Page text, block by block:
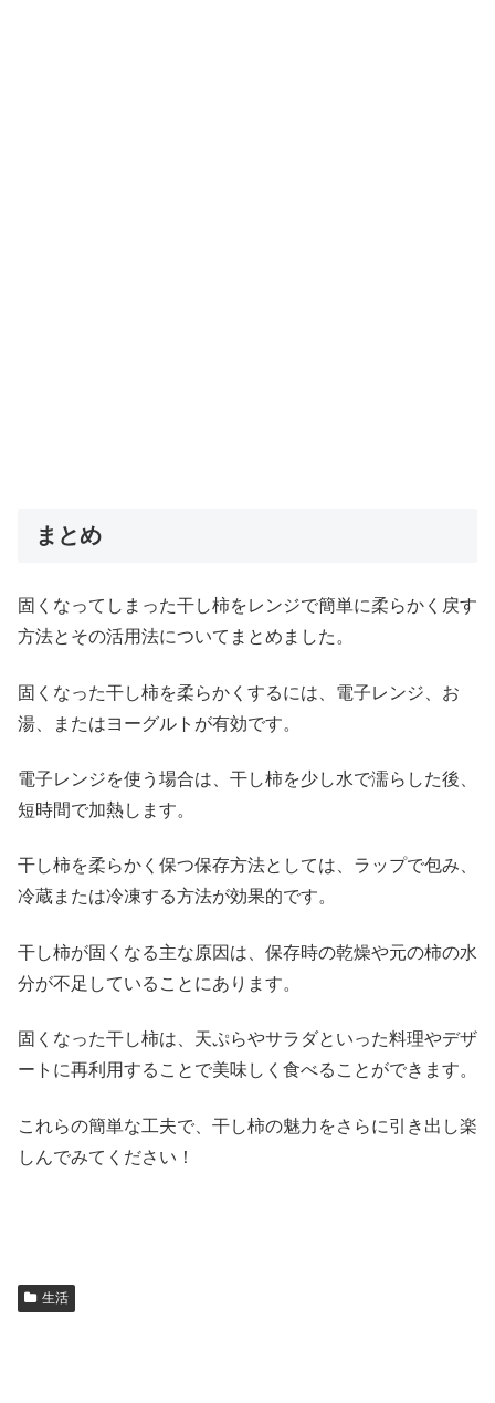
まとめ
固くなってしまった干し柿をレンジで簡単に柔らかく戻す
方法とその活用法についてまとめました。
固くなった干し柿を柔らかくするには、電子レンジ、お
湯、またはヨーグルトが有効です。
電子レンジを使う場合は、干し柿を少し水で濡らした後、
短時間で加熱します。
干し柿を柔らかく保つ保存方法としては、ラップで包み、
冷蔵または冷凍する方法が効果的です。
干し柿が固くなる主な原因は、保存時の乾燥や元の柿の水
分が不足していることにあります。
固くなった干し柿は、天ぷらやサラダといった料理やデザ
ートに再利用することで美味しく食べることができます。
これらの簡単な工夫で、干し柿の魅力をさらに引き出し楽
しんでみてください！
生活